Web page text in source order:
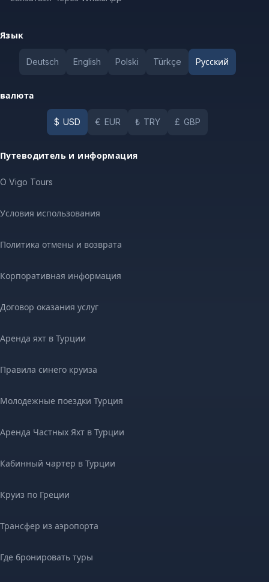
Язык
Deutsch English Polski Türkçe Pусский
валюта
$ USD € EUR ₺ TRY £ GBP
Путеводитель и информация
O Vigo Tours
Условия использования
Политика отмены и возврата
Корпоративная информация
Договор оказания услуг
Аренда яхт в Турции
Правила синего круиза
Молодежные поездки Турция
Аренда Частных Яхт в Турции
Кабинный чартер в Турции
Круиз по Греции
Трансфер из аэропорта
Где бронировать туры